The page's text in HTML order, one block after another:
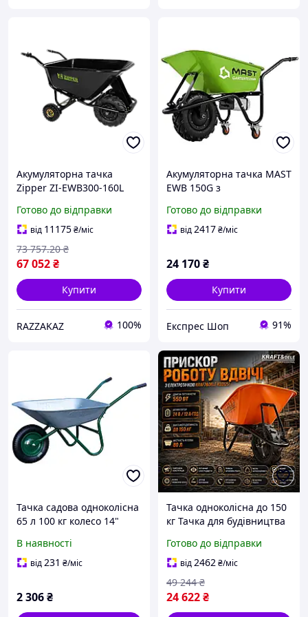
Акумуляторна тачка
Zipper ZI-EWB300-160L
транспортування
вантажів надійна
ефективна
Готово до відправки
від 11175₴/міс
67 052₴
73 757.20 ₴
Купити
RAZZAKAZ 100%
Акумуляторна тачка MAST
EWB 150G з
та вантажопідйомністю
150 кг об'єм кузова 75 л
Готово до відправки
від2417₴/міс
24 170₴
Купити
Експрес Шоп 91%
Тачка садова одноколісна
65 л 100 кг колесо 14"
В наявності
від231 ₴/міс
2 306₴
Тачка одноколісна до 150
кг Тачка для будівництва
Вт Самохідні тачки
24В/12А·год Тачка з
електроприводом
Готово до відправки
від2462₴/міс
24 622₴
49 244 ₴